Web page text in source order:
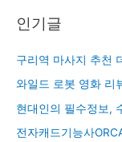
인기글
구리역 마사지 추천
와일드 로봇 영화 리
현대인의 필수정보,
전자캐드기능사